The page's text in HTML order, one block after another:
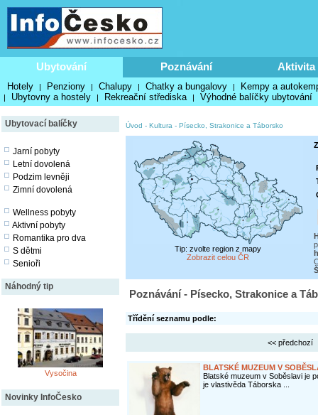
Ubytování Poznávání Aktivita
Hotely | Penziony | Chalupy | Chatky a bungalovy | Kempy a
| Ubytovny a hostely | Rekreační střediska | Výhodné balíčky ubytování
Ubytovací balíčky
Jarní pobyty
Letní dovolená
Podzim levněji
Zimní dovolená
Wellness pobyty
Aktivní pobyty
Romantika pro dva
S dětmi
Senioři
Náhodný tip
Vysočina
Novinky InfoČesko
Úvod - Kultura - Písecko, Strakonice a Táborsko
Tip: zvolte region z mapy
Zobrazit celou ČR
Poznávání - Písecko, Strakonice a
Třídění seznamu podle:
<< předchozí
BLATSKÉ MUZEUM V
Blatské muzeum v Soběslavi je
je vlastivěda Táborska ...